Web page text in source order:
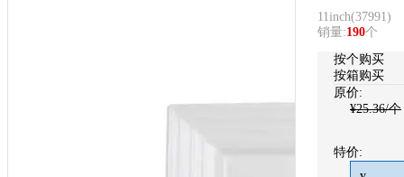
11inch(37991)
销量:190个
按个购买
按箱购买
原价:
¥25.36/个
特价: